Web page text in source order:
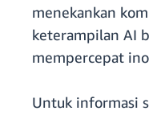
menekankan
keterampilan AI
mempercepat
Untuk informasi